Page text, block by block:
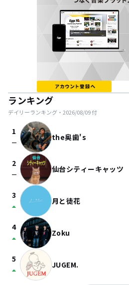
ランキング
デイリーランキング・ 2026/08/09付
1
check_indeterminate_small the奥歯's
2
check_indeterminate_small 仙台シティーキャッツ
3
arrow_drop_up 月と徒花
4
arrow_drop_up Zoku
5
arrow_drop_up JUGEM.